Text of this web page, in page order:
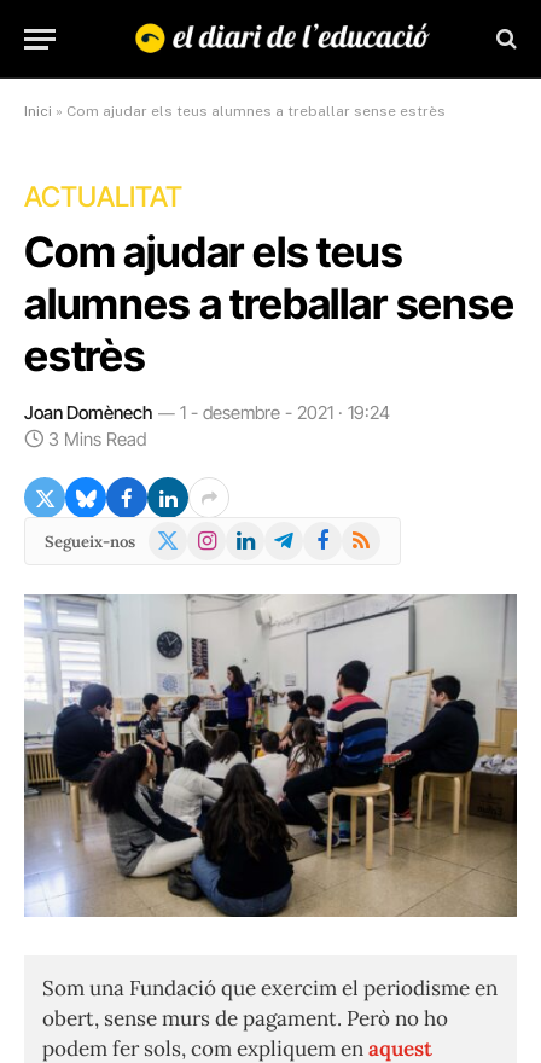
Inici » Com ajudar els teus alumnes a treballar sense estrès
ACTUALITAT
Com ajudar els teus
alumnes a treballar sense
estrès
Joan Domènech
1 - desembre - 2021 · 19:24
3 Mins Read
Segueix-nos
X
Instagram
LinkedInTelegramFacebook
RSS
Som una Fundació que exercim el periodisme en
obert, sense murs de pagament. Però no ho
podem fer sols, com expliquem enaquest